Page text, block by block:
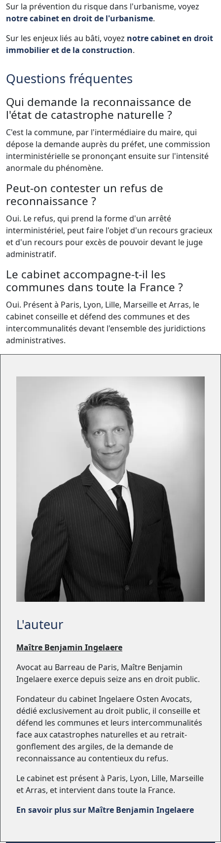
Sur la prévention du risque dans l'urbanisme, voyez
notre cabinet en droit de l'urbanisme.
Sur les enjeux liés au bâti, voyez notre cabinet en droit
immobilier et de la construction.
Questions fréquentes
Qui demande la reconnaissance de
l'état de catastrophe naturelle ?
C'est la commune, par l'intermédiaire du maire, qui
dépose la demande auprès du préfet, une commission
interministérielle se prononçant ensuite sur l'intensité
anormale du phénomène.
Peut-on contester un refus de
reconnaissance ?
Oui. Le refus, qui prend la forme d'un arrêté
interministériel, peut faire l'objet d'un recours gracieux
et d'un recours pour excès de pouvoir devant le juge
administratif.
Le cabinet accompagne-t-il les
communes dans toute la France ?
Oui. Présent à Paris, Lyon, Lille, Marseille et Arras, le
cabinet conseille et défend des communes et des
intercommunalités devant l'ensemble des juridictions
administratives.
L'auteur
Maître Benjamin Ingelaere
Avocat au Barreau de Paris, Maître Benjamin
Ingelaere exerce depuis seize ans en droit public.
Fondateur du cabinet Ingelaere Osten Avocats,
dédié exclusivement au droit public, il conseille et
défend les communes et leurs intercommunalités
face aux catastrophes naturelles et au retrait-
gonflement des argiles, de la demande de
reconnaissance au contentieux du refus.
Le cabinet est présent à Paris, Lyon, Lille, Marseille
et Arras, et intervient dans toute la France.
En savoir plus sur Maître Benjamin Ingelaere